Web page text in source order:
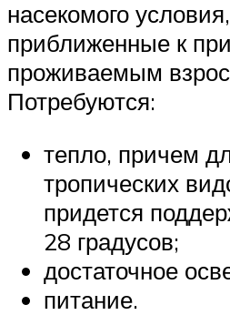
насекомого
приближенные к
проживаемым
Потребуются:
тепло, причем
тропических
придется
28 градусов;
достаточное
питание.